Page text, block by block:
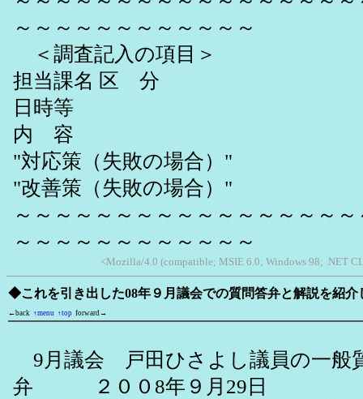
～～～～～～～～～～～～
＜調査記入の項目＞
担当課名 区 分
日時等
内 容
"対応策（失敗の場合）"
"改善策（失敗の場合）"
～～～～～～～～～～～～～～～～
～～～～～～～～～～～～
<Mozilla/4.0 (compatible; MSIE 6.0; Windows 98; .NET
◆これを引き出した08年９月議会での質問答弁と解説を紹介
←back ↑menu ↑top forward→
9月議会 戸田ひさよし議員の一般
弁 ２００8年９月29日